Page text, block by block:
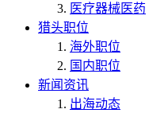
医疗器械医药
猎头职位
海外职位
国内职位
新闻资讯
出海动态